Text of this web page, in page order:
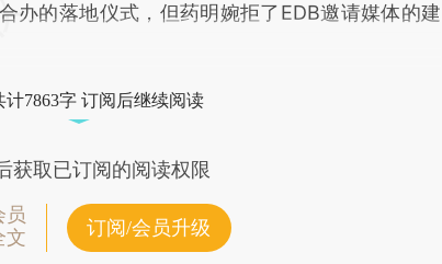
办的落地仪式，但药明婉拒了EDB邀请媒体的建
计7863字 订阅后继续阅读
获取已订阅的阅读权限
员
文
订阅/会员升级